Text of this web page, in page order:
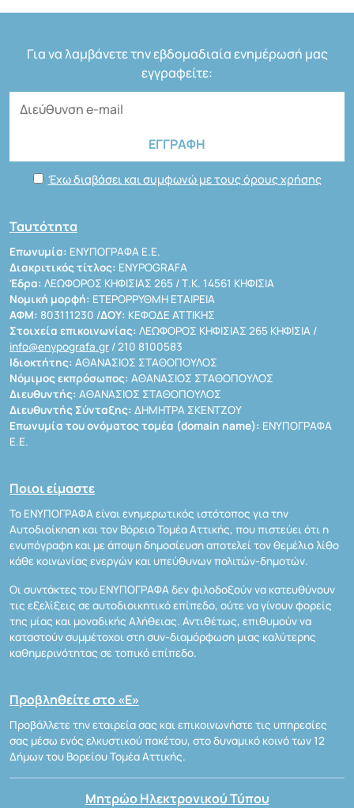
Για να λαμβάνετε την εβδομαδιαία ενημέρωσή μας
εγγραφείτε:
Έχω διαβάσει και συμφωνώ με τους όρους χρήσης
Ταυτότητα
Επωνυμία: ΕΝΥΠΟΓΡΑΦΑ Ε.Ε.
Διακριτικός τίτλος: ENYPOGRAFA
Έδρα: ΛΕΩΦΟΡΟΣ ΚΗΦΙΣΙΑΣ 265 / Τ.Κ. 14561 ΚΗΦΙΣΙΑ
Νομική μορφή: ΕΤΕΡΟΡΡΥΘΜΗ ΕΤΑΙΡΕΙΑ
ΑΦΜ: 803111230 /ΔΟΥ: ΚΕΦΟΔΕ ΑΤΤΙΚΗΣ
Στοιχεία επικοινωνίας: ΛΕΩΦΟΡΟΣ ΚΗΦΙΣΙΑΣ 265 ΚΗΦΙΣΙΑ /
info@enypografa.gr / 210 8100583
Ιδιοκτήτης: ΑΘΑΝΑΣΙΟΣ ΣΤΑΘΟΠΟΥΛΟΣ
Νόμιμος εκπρόσωπος: ΑΘΑΝΑΣΙΟΣ ΣΤΑΘΟΠΟΥΛΟΣ
Διευθυντής: ΑΘΑΝΑΣΙΟΣ ΣΤΑΘΟΠΟΥΛΟΣ
Διευθυντής Σύνταξης: ΔΗΜΗΤΡΑ ΣΚΕΝΤΖΟΥ
Επωνυμία του ονόματος τομέα (domain name): ΕΝΥΠΟΓΡΑΦΑ
Ε.Ε.
Ποιοι είμαστε
Το ΕΝΥΠΟΓΡΑΦΑ είναι ενημερωτικός ιστότοπος για την
Αυτοδιοίκηση και τον Βόρειο Τομέα Αττικής, που πιστεύει ότι η
ενυπόγραφη και με άποψη δημοσίευση αποτελεί τον θεμέλιο λίθο
κάθε κοινωνίας ενεργών και υπεύθυνων πολιτών-δημοτών.
Οι συντάκτες του ΕΝΥΠΟΓΡΑΦΑ δεν φιλοδοξούν να κατευθύνουν
τις εξελίξεις σε αυτοδιοικητικό επίπεδο, ούτε να γίνουν φορείς
της μίας και μοναδικής Αλήθειας. Αντιθέτως, επιθυμούν να
καταστούν συμμέτοχοι στη συν-διαμόρφωση μιας καλύτερης
καθημερινότητας σε τοπικό επίπεδο.
Προβληθείτε στο «Ε»
Προβάλλετε την εταιρεία σας και επικοινωνήστε τις υπηρεσίες
σας μέσω ενός ελκυστικού πακέτου, στο δυναμικό κοινό των 12
Δήμων του Βορείου Τομέα Αττικής.
Μητρώο Ηλεκτρονικού Τύπου